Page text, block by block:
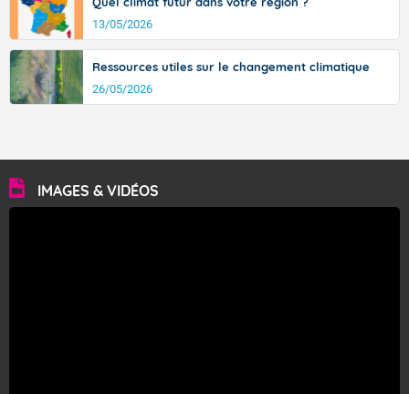
13/05/2026
Ressources utiles sur le changement climatique
26/05/2026
IMAGES & VIDÉOS